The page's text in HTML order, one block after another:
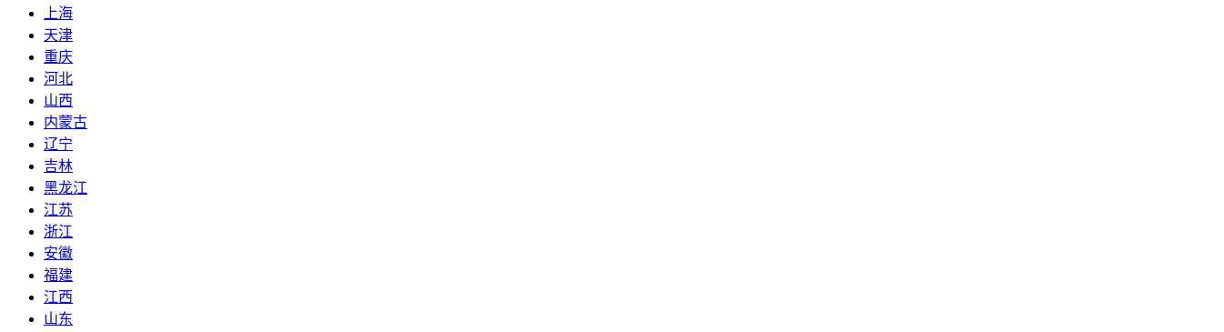
上海
天津
重庆
河北
山西
内蒙古
辽宁
吉林
黑龙江
江苏
浙江
安徽
福建
江西
山东